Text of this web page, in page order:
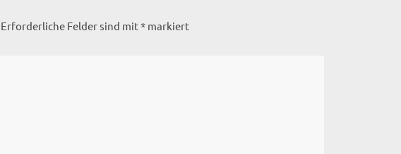
Erforderliche Felder sind mit* markiert